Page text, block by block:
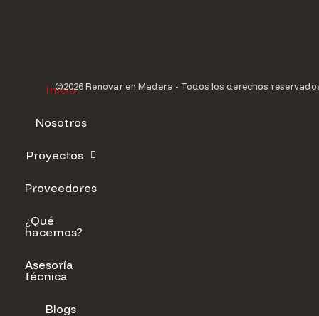
Inicio
Nosotros
Proyectos
Proveedores
¿Qué
hacemos?
Asesoría
técnica
Blogs
©2026 Renovar en Madera - Todos los derechos